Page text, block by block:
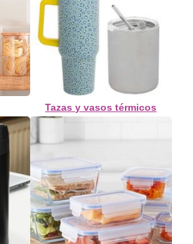
Tazas y vasos térmicos